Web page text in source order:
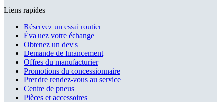
Liens rapides
Réservez un essai routier
Évaluez votre échange
Obtenez un devis
Demande de financement
Offres du manufacturier
Promotions du concessionnaire
Prendre rendez-vous au service
Centre de pneus
Pièces et accessoires